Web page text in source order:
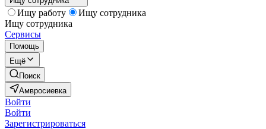
Ищу работу
Ищу сотрудника
Ищу сотрудника
Сервисы
Помощь
Ещё
Поиск
Амвросиевка
Войти
Войти
Зарегистрироваться